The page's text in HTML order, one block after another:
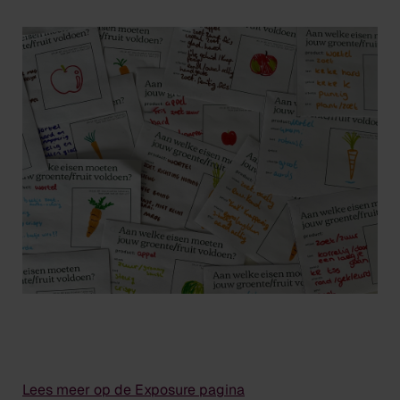
Lees meer op de Exposure pagina